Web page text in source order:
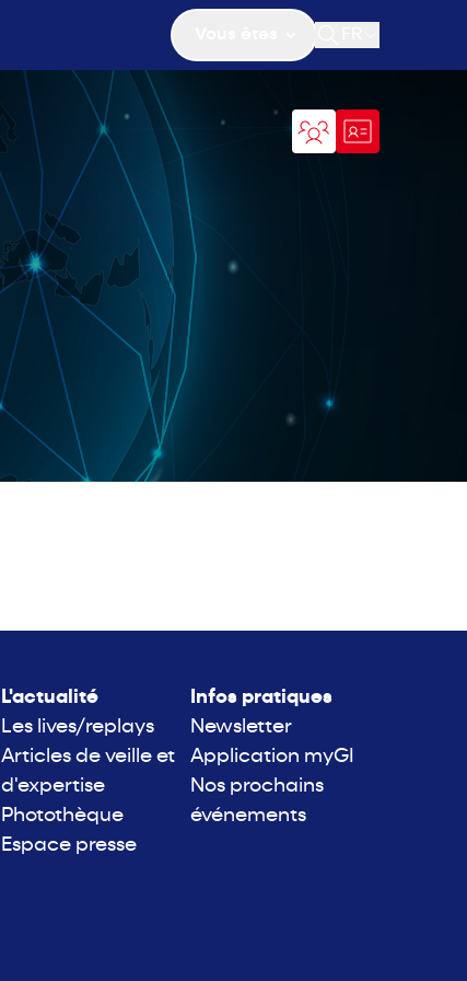
Ouvrir la
L'actualité
Les lives/replays
Articles de veille et
d'expertise
Photothèque
Espace presse
Infos pratiques
Newsletter
Application myGI
Nos prochains
événements